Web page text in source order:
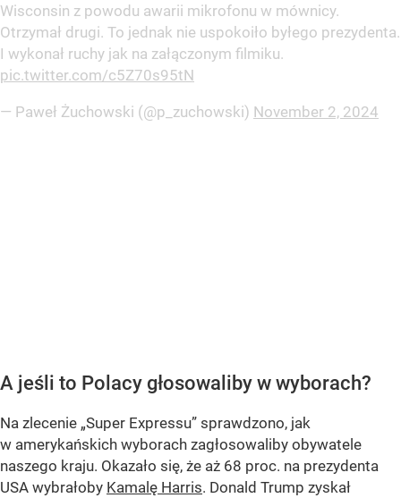
Wisconsin z powodu awarii mikrofonu w mównicy.
Otrzymał drugi. To jednak nie uspokoiło byłego prezydenta.
I wykonał ruchy jak na załączonym filmiku.
pic.twitter.com/c5Z70s95tN
— Paweł Żuchowski (@p_zuchowski) November 2, 2024
A jeśli to Polacy głosowaliby w wyborach?
Na zlecenie „Super Expressu” sprawdzono, jak
w amerykańskich wyborach zagłosowaliby obywatele
naszego kraju. Okazało się, że aż 68 proc. na prezydenta
USA wybrałoby Kamalę Harris. Donald Trump zyskał